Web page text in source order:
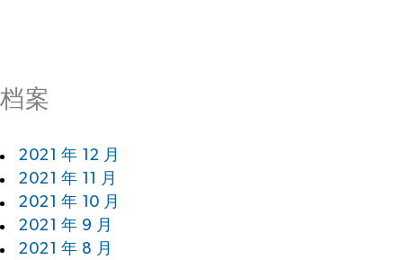
档案
2021 年 12 月
2021 年 11 月
2021 年 10 月
2021 年 9 月
2021 年 8 月